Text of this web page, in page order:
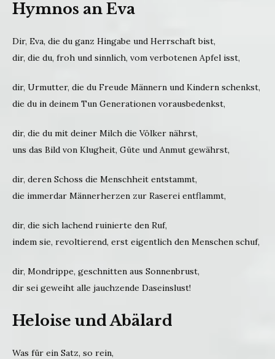
Hymnos an Eva
Dir, Eva, die du ganz Hingabe und Herrschaft bist,
dir, die du, froh und sinnlich, vom verbotenen Apfel isst,
dir, Urmutter, die du Freude Männern und Kindern schenkst,
die du in deinem Tun Generationen vorausbedenkst,
dir, die du mit deiner Milch die Völker nährst,
uns das Bild von Klugheit, Güte und Anmut gewährst,
dir, deren Schoss die Menschheit entstammt,
die immerdar Männerherzen zur Raserei entflammt,
dir, die sich lachend ruinierte den Ruf,
indem sie, revoltierend, erst eigentlich den Menschen schuf,
dir, Mondrippe, geschnitten aus Sonnenbrust,
dir sei geweiht alle jauchzende Daseinslust!
Heloise und Abälard
Was für ein Satz, so rein,